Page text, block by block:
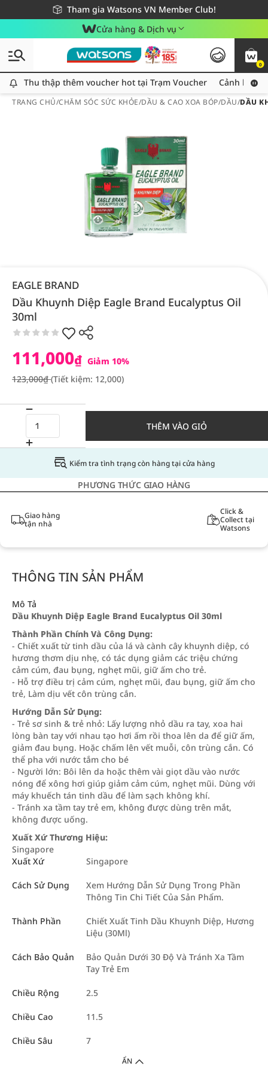
Tham gia Watsons VN Member Club!
Miễn phí giao hàng cho đơn hàng từ 249,000Đ
Giao hàng nhanh 24h - Áp dụng khu vực TP. Hồ Chí Minh
Cửa hàng & Dịch vụ
0
Thu thập thêm voucher hot tại Trạm Voucher
Thu thập thêm voucher hot tại Trạm Voucher Cảnh báo
TRANG CHỦ/CHĂM SÓC SỨC KHỎE/DẦU & CAO XOA BÓP/DẦU/DẦU
EAGLE BRAND
Dầu Khuynh Diệp Eagle Brand Eucalyptus Oil
30ml
111,000₫ Giảm 10%
123,000₫(Tiết kiệm: 12,000)
THÊM VÀO GIỎ
Kiểm tra tình trạng còn hàng tại cửa hàng
PHƯƠNG THỨC GIAO HÀNG
Giao hàng
tận nhà
Click &
Collect tại
Watsons
THÔNG TIN SẢN PHẨM
Mô Tả
Dầu Khuynh Diệp Eagle Brand Eucalyptus Oil 30ml
Thành Phần Chính Và Công Dụng:
- Chiết xuất từ tinh dầu của lá và cành cây khuynh diệp, có
hương thơm dịu nhẹ, có tác dụng giảm các triệu chứng
cảm cúm, đau bụng, nghẹt mũi, giữ ấm cho trẻ.
- Hỗ trợ điều trị cảm cúm, nghẹt mũi, đau bụng, giữ ấm cho
trẻ, Làm dịu vết côn trùng cắn.
Hướng Dẫn Sử Dụng:
- Trẻ sơ sinh & trẻ nhỏ: Lấy lượng nhỏ dầu ra tay, xoa hai
lòng bàn tay với nhau tạo hơi ấm rồi thoa lên da để giữ ấm,
giảm đau bụng. Hoặc chấm lên vết muỗi, côn trùng cắn. Có
thể pha với nước tắm cho bé
- Người lớn: Bôi lên da hoặc thêm vài giọt dầu vào nước
nóng để xông hơi giúp giảm cảm cúm, nghẹt mũi. Dùng với
máy khuếch tán tinh dầu để làm sạch không khí.
- Tránh xa tầm tay trẻ em, không được dùng trên mắt,
không được uống.
Xuất Xứ Thương Hiệu:
Singapore
Xuất Xứ
Singapore
Cách Sử Dụng
Xem Hướng Dẫn Sử Dụng Trong Phần
Thông Tin Chi Tiết Của Sản Phẩm.
Thành Phần
Chiết Xuất Tinh Dầu Khuynh Diệp, Hương
Liệu (30Ml)
Cách Bảo Quản
Bảo Quản Dưới 30 Độ Và Tránh Xa Tầm
Tay Trẻ Em
Chiều Rộng 2.5
Chiều Cao 11.5
Chiều Sâu 7
ẨN